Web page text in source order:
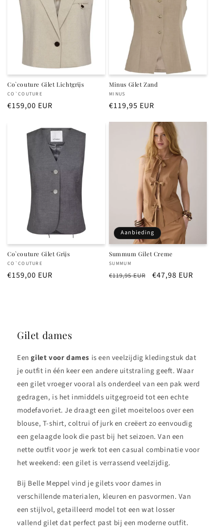
Co`couture Gilet Lichtgrijs
Verkoper:
CO`COUTURE
Normale
€159,00 EUR
Minus Gilet Zand
Verkoper:
MINUS
Normale
€119,95 EUR
Co`couture Gilet Grijs
Verkoper:
CO`COUTURE
Normale
€159,00 EUR
Aanbieding
Summum Gilet Creme
Verkoper:
SUMMUM
Normale
€119,95 EUR Aanbiedingsprijs
€47,98 EUR
Gilet dames
Eengilet voor dames is een veelzijdig kledingstuk dat
je outfit in één keer een andere uitstraling geeft. Waar
een gilet vroeger vooral als onderdeel van een pak werd
gedragen, is het inmiddels uitgegroeid tot een echte
modefavoriet. Je draagt een gilet moeiteloos over een
blouse, T-shirt, coltrui of jurk en creëert zo eenvoudig
een gelaagde look die past bij het seizoen. Van een
nette outfit voor je werk tot een casual combinatie voor
het weekend: een gilet is verrassend veelzijdig.
Bij Belle Meppel vind je gilets voor dames in
verschillende materialen, kleuren en pasvormen. Van
een stijlvol, getailleerd model tot een wat losser
vallend gilet dat perfect past bij een moderne outfit.